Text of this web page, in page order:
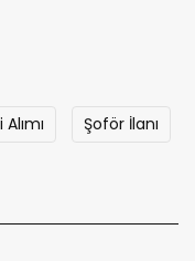
Alımı Şoför İlanı